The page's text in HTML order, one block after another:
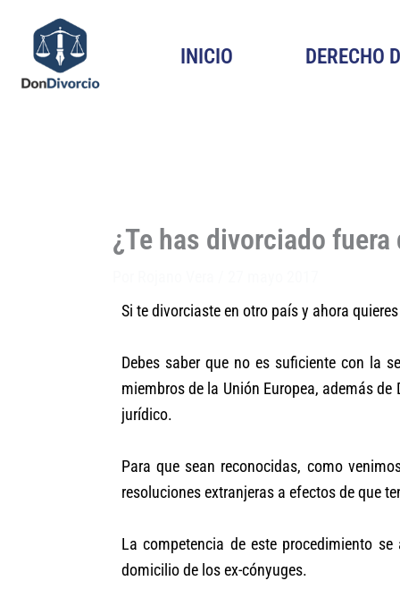
contenido
INICIO DERECHO
¿Te has divorciado fuera
Si te divorciaste en otro país y ahora
Debes saber que no es suficiente con la
miembros de la Unión Europea, además
jurídico.
Para que sean reconocidas, como
resoluciones extranjeras a efectos de que
La competencia de este procedimiento
domicilio de los ex-cónyuges.